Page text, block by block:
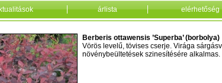
árlista elérhetőség
Berberis ottawensis ’Superba’ (borbolya)
Vörös levelű, tövises cserje. Virága
növénybeültetések szinesítésére